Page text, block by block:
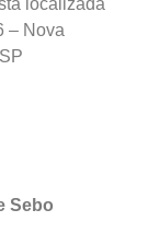
localizada
– Nova
Sebo